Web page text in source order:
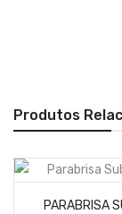
Produtos
PARABRISA